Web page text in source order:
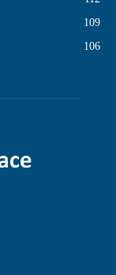
109
106